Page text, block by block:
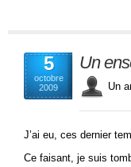
5
octobre
2009
Un
Un
J’ai eu, ces dernier
Ce faisant, je suis